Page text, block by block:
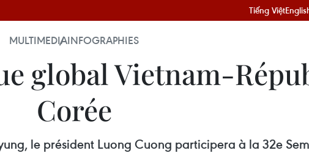
Tiếng Việt
MULTIMEDIAINFOGRAPHIES
global Vietnam-
Corée
le président Luong Cuong participera à la 32e